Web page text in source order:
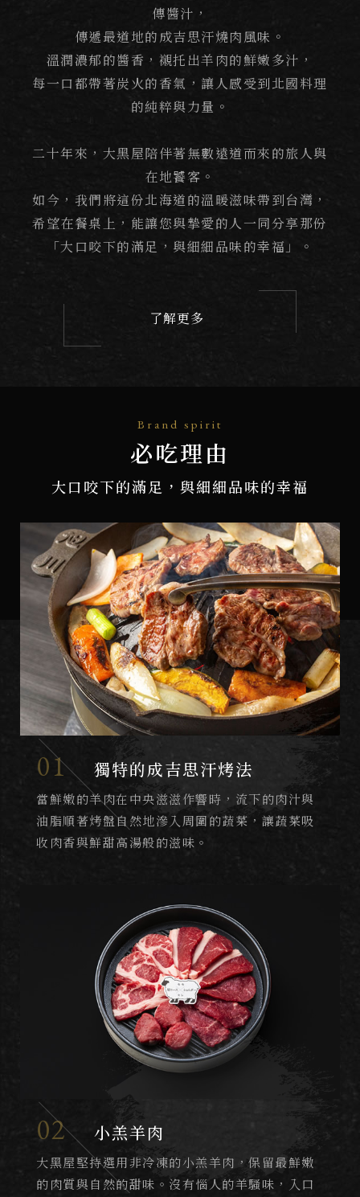
傳醬汁，
傳遞最道地的成吉思汗燒肉風味。
溫潤濃郁的醬香，襯托出羊肉的鮮嫩多汁，
每一口都帶著炭火的香氣，讓人感受到北國料理
的純粹與力量。
二十年來，大黑屋陪伴著無數遠道而來的旅人與
在地饕客。
如今，我們將這份北海道的溫暖滋味帶到台灣，
希望在餐桌上，能讓您與摯愛的人一同分享那份
「大口咬下的滿足，與細細品味的幸福」。
了解更多
Brand spirit
必吃理由
大口咬下的滿足，與細細品味的幸福
獨特的成吉思汗烤法
當鮮嫩的羊肉在中央滋滋作響時，流下的肉汁與
油脂順著烤盤自然地滲入周圍的蔬菜，讓蔬菜吸
收肉香與鮮甜高湯般的滋味。
01
小羔羊肉
大黑屋堅持選用非冷凍的小羔羊肉，保留最鮮嫩
的肉質與自然的甜味。沒有惱人的羊騷味，入口
02